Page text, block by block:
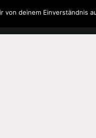
Spielzeug Literatur
von deinem Einverständnis